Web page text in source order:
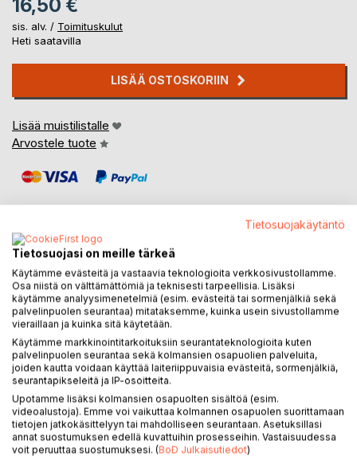
16,50 €
sis. alv. / Toimituskulut
Heti saatavilla
LISÄÄ OSTOSKORIIN
Lisää muistilistalle
Arvostele tuote
KUVAUS
Edellinen kokoelmani Pisan portaat palkittiin Päätalo
instituutin kirjallisuuskilpailussa. Raati nosti esiin erityisesti
rakkausrunot selkeinä ja tarkkaan mietittyinä. Teräviä
aforismeja pidettiin kokonaisuuden parhaana antina.
Tässä kokoelmassani olen jatkanut samalla tyylillä, hieman
kypsempänä, kehittyneempänä ja voimakkaamman
jälkimaun jättävänä. Teemoina rakkaus, mysteerit, tunteet,
ylistys naiselle ja jotain ihan muuta.
Tietosuojakäytäntö
Tietosuojasi on meille tärkeä
Käytämme evästeitä ja vastaavia teknologioita verkkosivustollamme.
Osa niistä on välttämättömiä ja teknisesti tarpeellisia. Lisäksi
käytämme analyysimenetelmiä (esim. evästeitä tai sormenjälkiä sekä
palvelinpuolen seurantaa) mitataksemme, kuinka usein sivustollamme
vieraillaan ja kuinka sitä käytetään.
Käytämme markkinointitarkoituksiin seurantateknologioita kuten
palvelinpuolen seurantaa sekä kolmansien osapuolien palveluita,
joiden kautta voidaan käyttää laiteriippuvaisia evästeitä, sormenjälkiä,
seurantapikseleitä ja IP-osoitteita.
Upotamme lisäksi kolmansien osapuolten sisältöä (esim.
videoalustoja). Emme voi vaikuttaa kolmannen osapuolen suorittamaan
tietojen jatkokäsittelyyn tai mahdolliseen seurantaan. Asetuksillasi
annat suostumuksen edellä kuvattuihin prosesseihin. Vastaisuudessa
voit peruuttaa suostumuksesi. (BoD Julkaisutiedot)